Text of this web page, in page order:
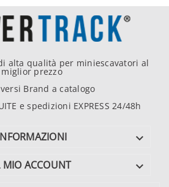
alta qualità per miniescavatori al
miglior prezzo
Brand a catalogo
e spedizioni EXPRESS 24/48h

MIO ACCOUNT 